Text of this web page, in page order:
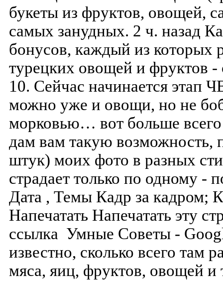
букеты из фруктов, овощей,
самых занудных. 2 ч. назад
бонусов, каждый из которых
турецких овощей и фруктов
10. Сейчас начинается
можно уже и овощи, но не
морковью… вот больше
дам вам такую
штук) моих фото в разных
страдает только по одному -
Дата , Темы Кадр за кадром;
Напечатать Напечатать эту
ссылка Умные Советы -
известно, сколько всего там
мяса, яиц, фруктов, овощей и